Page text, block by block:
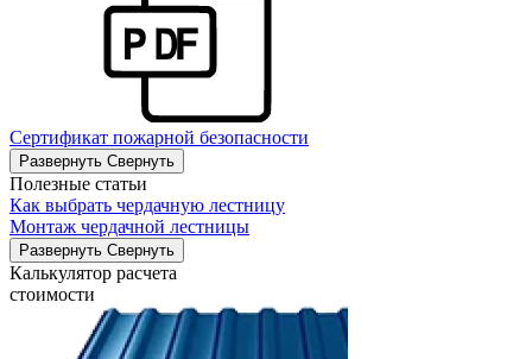
Сертификат пожарной безопасности
Развернуть Свернуть
Полезные статьи
Как выбрать чердачную лестницу
Монтаж чердачной лестницы
Развернуть Свернуть
Калькулятор расчета
стоимости